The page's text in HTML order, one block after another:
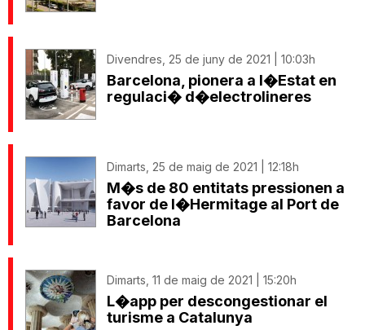
Divendres, 25 de juny de 2021 | 10:03h
Barcelona, pionera a l�Estat en
regulaci� d�electrolineres
Dimarts, 25 de maig de 2021 | 12:18h
M�s de 80 entitats pressionen a
favor de l�Hermitage al Port de
Barcelona
Dimarts, 11 de maig de 2021 | 15:20h
L�app per descongestionar el
turisme a Catalunya